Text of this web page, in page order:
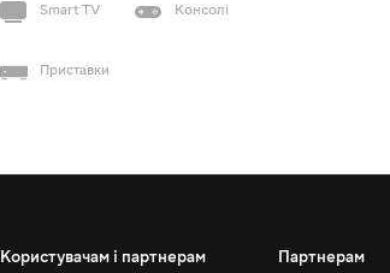
Smart TV Консолі
Приставки
Користувачам і партнерам
Партнерам